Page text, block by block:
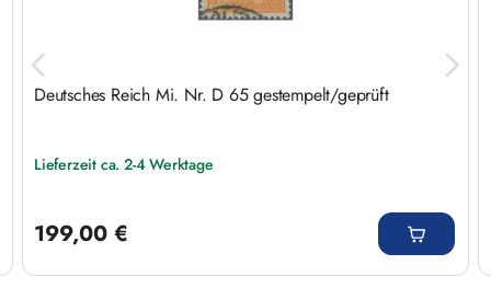
Deutsches Reich Mi. Nr. D 65 gestempelt/geprüft
Lieferzeit ca. 2-4 Werktage
199,00 €